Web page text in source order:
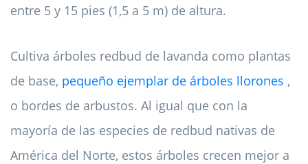
entre 5 y 15 pies (1,5 a 5 m) de altura.
Cultiva árboles redbud de lavanda como plantas
de base, pequeño ejemplar de árboles llorones ,
o bordes de arbustos. Al igual que con la
mayoría de las especies de redbud nativas de
América del Norte, estos árboles crecen mejor a